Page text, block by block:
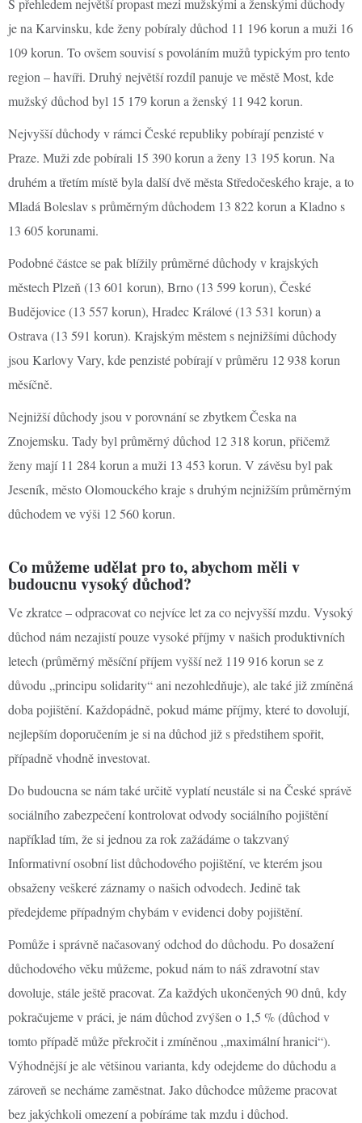
S přehledem největší propast mezi mužskými a ženskými důchody
je na Karvinsku, kde ženy pobíraly důchod 11 196 korun a muži 16
109 korun. To ovšem souvisí s povoláním mužů typickým pro tento
region – havíři. Druhý největší rozdíl panuje ve městě Most, kde
mužský důchod byl 15 179 korun a ženský 11 942 korun.
Nejvyšší důchody v rámci České republiky pobírají penzisté v
Praze. Muži zde pobírali 15 390 korun a ženy 13 195 korun. Na
druhém a třetím místě byla další dvě města Středočeského kraje, a to
Mladá Boleslav s průměrným důchodem 13 822 korun a Kladno s
13 605 korunami.
Podobné částce se pak blížily průměrné důchody v krajských
městech Plzeň (13 601 korun), Brno (13 599 korun), České
Budějovice (13 557 korun), Hradec Králové (13 531 korun) a
Ostrava (13 591 korun). Krajským městem s nejnižšími důchody
jsou Karlovy Vary, kde penzisté pobírají v průměru 12 938 korun
měsíčně.
Nejnižší důchody jsou v porovnání se zbytkem Česka na
Znojemsku. Tady byl průměrný důchod 12 318 korun, přičemž
ženy mají 11 284 korun a muži 13 453 korun. V závěsu byl pak
Jeseník, město Olomouckého kraje s druhým nejnižším průměrným
důchodem ve výši 12 560 korun.
Co můžeme udělat pro to, abychom měli v
budoucnu vysoký důchod?
Ve zkratce – odpracovat co nejvíce let za co nejvyšší mzdu. Vysoký
důchod nám nezajistí pouze vysoké příjmy v našich produktivních
letech (průměrný měsíční příjem vyšší než 119 916 korun se z
důvodu „principu solidarity“ ani nezohledňuje), ale také již zmíněná
doba pojištění. Každopádně, pokud máme příjmy, které to dovolují,
nejlepším doporučením je si na důchod již s předstihem spořit,
případně vhodně investovat.
Do budoucna se nám také určitě vyplatí neustále si na České správě
sociálního zabezpečení kontrolovat odvody sociálního pojištění
například tím, že si jednou za rok zažádáme o takzvaný
Informativní osobní list důchodového pojištění, ve kterém jsou
obsaženy veškeré záznamy o našich odvodech. Jedině tak
předejdeme případným chybám v evidenci doby pojištění.
Pomůže i správně načasovaný odchod do důchodu. Po dosažení
důchodového věku můžeme, pokud nám to náš zdravotní stav
dovoluje, stále ještě pracovat. Za každých ukončených 90 dnů, kdy
pokračujeme v práci, je nám důchod zvýšen o 1,5 % (důchod v
tomto případě může překročit i zmíněnou „maximální hranici“).
Výhodnější je ale většinou varianta, kdy odejdeme do důchodu a
zároveň se necháme zaměstnat. Jako důchodce můžeme pracovat
bez jakýchkoli omezení a pobíráme tak mzdu i důchod.